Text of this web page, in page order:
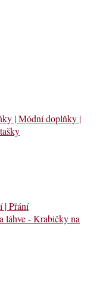
| Módní doplňky |
| Přání
láhve - Krabičky na